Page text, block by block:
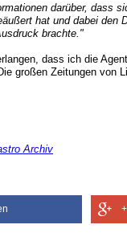
darüber, dass
hat und dabei den
brachte."
dass ich die
großen Zeitungen von
Archiv